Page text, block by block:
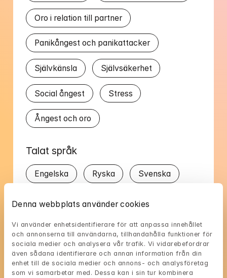
Denna webbplats använder cookies
Vi använder enhetsidentifierare för att anpassa innehållet
och annonserna till användarna, tillhandahålla funktioner för
sociala medier och analysera vår trafik. Vi vidarebefordrar
även sådana identifierare och annan information från din
enhet till de sociala medier och annons- och analysföretag
som vi samarbetar med. Dessa kan i sin tur kombinera
Oro i relation till partner
Panikångest och panikattacker
Självkänsla Självsäkerhet
Social ångest Stress
Ångest och oro
Talat språk
Engelska Ryska Svenska
Natalias tillgänglighet
Välj en tid som passar dig, och reservera med
BankID i nästa steg